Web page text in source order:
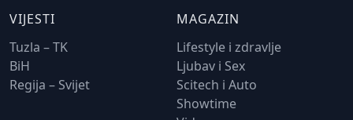
VIJESTI
Tuzla – TK
BiH
Regija – Svijet
MAGAZIN
Lifestyle i zdravlje
Ljubav i Sex
Scitech i Auto
Showtime